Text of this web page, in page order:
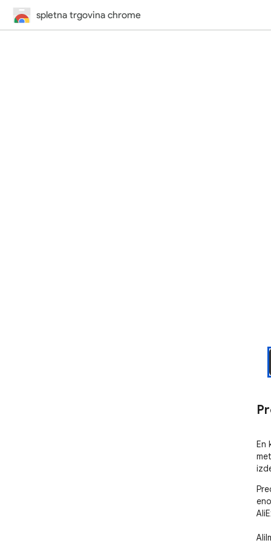
spletna trgovina chrome
En